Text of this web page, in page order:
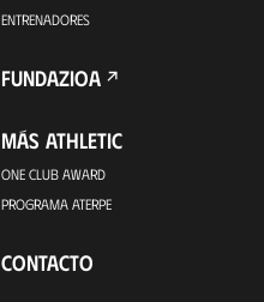
ENTRENADORES
FUNDAZIOA
MÁS ATHLETIC
ONE CLUB AWARD
PROGRAMA ATERPE
CONTACTO